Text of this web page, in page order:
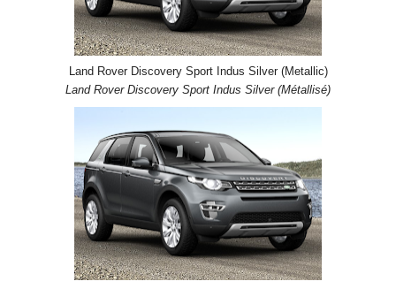
Land Rover Discovery Sport Indus Silver (Metallic)
Land Rover Discovery Sport Indus Silver (Métallisé)